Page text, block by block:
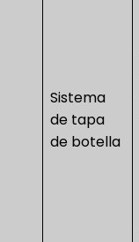
Sistema
de tapa
de botella